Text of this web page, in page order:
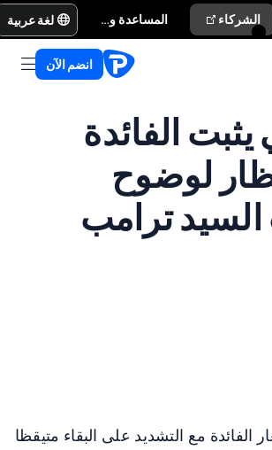
الشركاء المساعدة والدعم لغة عربية
انضم الآن
يثبت الفائدة
لوضوح
ترامب
الفائدة مع التشديد على البقاء متيقظا